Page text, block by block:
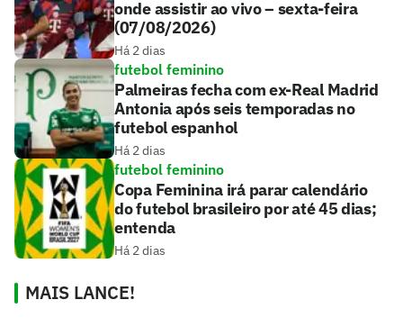
onde assistir ao vivo – sexta-feira
(07/08/2026)
Há 2 dias
futebol feminino
Palmeiras fecha com ex-Real Madrid
Antonia após seis temporadas no
futebol espanhol
Há 2 dias
futebol feminino
Copa Feminina irá parar calendário
do futebol brasileiro por até 45 dias;
entenda
Há 2 dias
MAIS LANCE!